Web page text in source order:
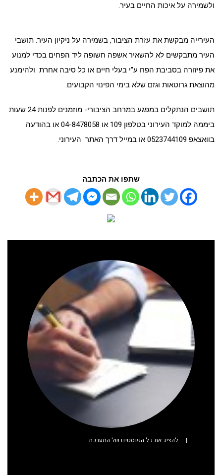
ולשמירה על איכות החיים בעיר.
העירייה מבקשת את עזרת הציבור, בשמירה על ניקיון העיר. תושבי
העיר מתבקשים לא להשאיר אשפה חשופה ליד הפחים בכדי למנוע
את פיזורה בסביבת הפח ע"י בעלי חיים או כל סיבה אחרת ולהימנע
מהוצאת גרוטאות וגזם שלא בימי הפינוי הקבועים.
תושבים הנתקלים במפגע במרחב הציבורי- מוזמנים לפנות 24 שעות
ביממה למוקד העירוני בטלפון 109 או 04-8478058 או בהודעה
בוואצאפ 0523744109 או במייל דרך האתר העירוני.
שתפו את הכתבה
| להציג את כל הפוסטים של המערכת